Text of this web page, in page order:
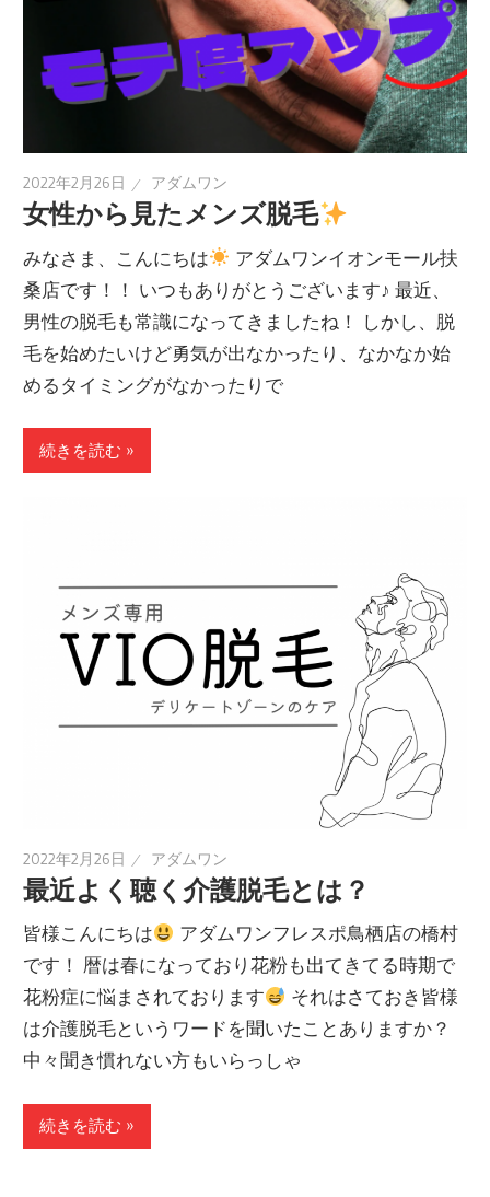
2022年2月26日 アダムワン
女性から見たメンズ脱毛
みなさま、こんにちは
アダムワンイオンモール扶
桑店です！！ いつもありがとうございます♪ 最近、
男性の脱毛も常識になってきましたね！ しかし、脱
毛を始めたいけど勇気が出なかったり、なかなか始
めるタイミングがなかったりで
続きを読む »
2022年2月26日 アダムワン
最近よく聴く介護脱毛とは？
皆様こんにちは
アダムワンフレスポ鳥栖店の橋村
です！ 暦は春になっており花粉も出てきてる時期で
花粉症に悩まされております
それはさておき皆様
は介護脱毛というワードを聞いたことありますか？
中々聞き慣れない方もいらっしゃ
続きを読む »